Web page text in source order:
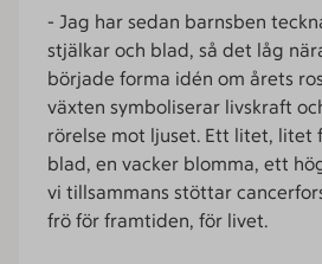
- Jag har sedan barnsben
stjälkar och blad, så det låg
började forma idén om årets
växten symboliserar livskraft
rörelse mot ljuset. Ett litet, litet
blad, en vacker blomma, ett
vi tillsammans stöttar
frö för framtiden, för livet.